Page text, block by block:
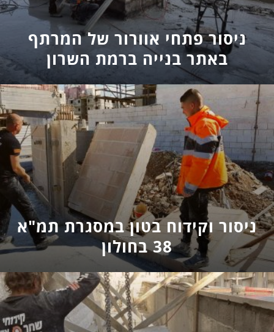
ניסור פתחי אוורור של המרתף
באתר בנייה ברמת השרון
ניסור וקידוח בטון במסגרת תמ"א
38 בחולון